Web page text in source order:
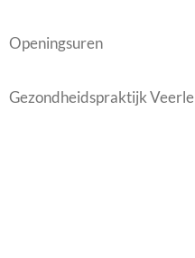
Openingsuren
Gezondheidspraktijk Veerle